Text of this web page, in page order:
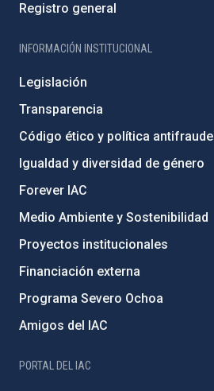
Registro general
INFORMACIÓN INSTITUCIONAL
Legislación
Transparencia
Código ético y política antifraude
Igualdad y diversidad de género
Forever IAC
Medio Ambiente y Sostenibilidad
Proyectos institucionales
Financiación externa
Programa Severo Ochoa
Amigos del IAC
PORTAL DEL IAC